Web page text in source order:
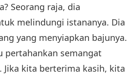
Seorang raja, dia
melindungi istananya. Dia
yang menyiapkan bajunya.
pertahankan semangat
kita berterima kasih, kita